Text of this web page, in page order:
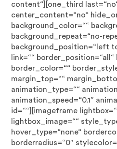
content“][one_third
center_content=“no“
background_color=““
background_repeat=“no-
background_position=“left
link=““
border_color=““
margin_top=““
animation_type=““
animation_speed=“0.1″
id=““][imageframe
lightbox_image=““
hover_type=“none“
borderradius=“0″